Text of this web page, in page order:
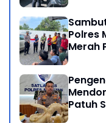
Polres
Merah
Patuh